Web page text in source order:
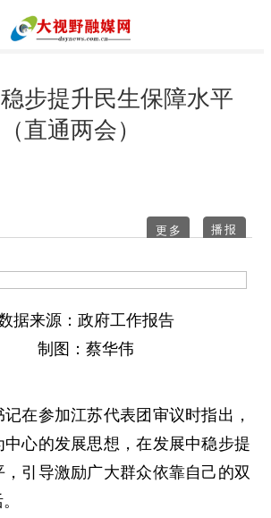
步提升民生保障水平
（直通两会）
更多
来源：政府工作报告
制图：蔡华伟
参加江苏代表团审议时指出，
心的发展思想，在发展中稳步提
引导激励广大群众依靠自己的双